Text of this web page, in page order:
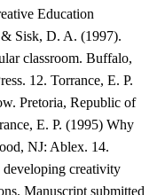
Education
& Sisk, D. A. (1997).
classroom. Buffalo,
12. Torrance, E. P.
Pretoria, Republic of
E. P. (1995) Why
NJ: Ablex. 14.
developing creativity
Manuscript submitted